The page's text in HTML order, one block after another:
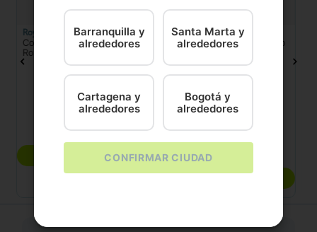
Royal Canin
Comida Humeda Para Perro
Royal Canin Bhn Shih Tzu
KG
$14.100
COMPRAR
Grand Vita
Comida Húmeda para perro
x 1
$
Barranquilla y
alrededores
Santa Marta y
alrededores
Cartagena y
alrededores
Bogotá y
alrededores
CONFIRMAR CIUDAD